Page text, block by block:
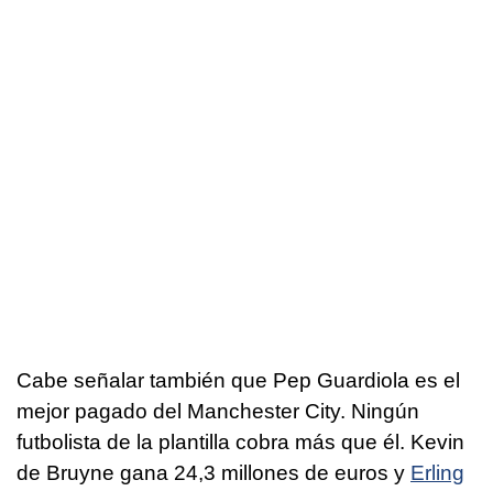
Cabe señalar también que Pep Guardiola es el
mejor pagado del Manchester City. Ningún
futbolista de la plantilla cobra más que él. Kevin
de Bruyne gana 24,3 millones de euros y Erling